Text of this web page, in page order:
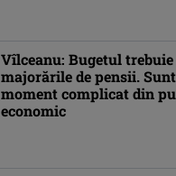
Vîlceanu: Bugetul
majorările de pensii.
moment complicat din
economic